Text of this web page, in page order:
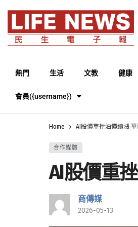
熱門 生活 文教 健康
會員({username})
Home AI股價重挫油價續漲
合作媒體
AI股價重
商傳媒
2026-05-13